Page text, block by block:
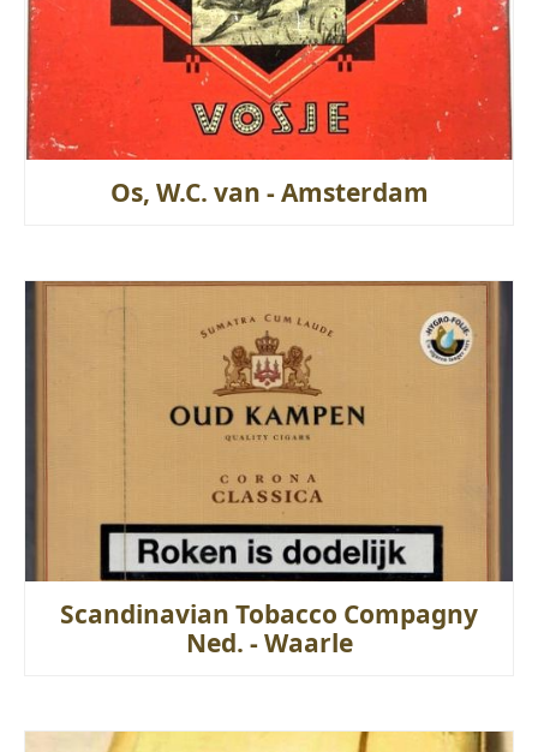
Os, W.C. van - Amsterdam
Scandinavian Tobacco Compagny
Ned. - Waarle